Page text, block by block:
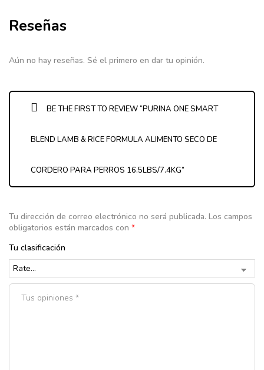
Reseñas
Aún no hay reseñas. Sé el primero en dar tu opinión.
BE THE FIRST TO REVIEW “PURINA ONE SMART
BLEND LAMB & RICE FORMULA ALIMENTO SECO DE
CORDERO PARA PERROS 16.5LBS/7.4KG”
Tu dirección de correo electrónico no será publicada. Los campos
obligatorios están marcados con *
Tu clasificación